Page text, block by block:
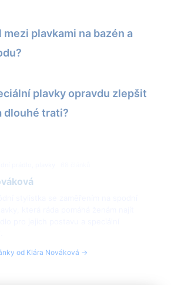
plavkami na bazén a
plavky opravdu zlepšit
dlouhé trati?
od Klára Nováková →